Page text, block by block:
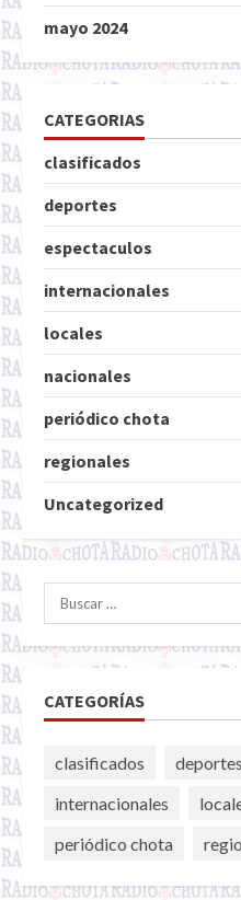
mayo 2024
CATEGORIAS
clasificados
deportes
espectaculos
internacionales
locales
nacionales
periódico chota
regionales
Uncategorized
Buscar:
CATEGORÍAS
clasificados deportes
internacionales
periódico chota